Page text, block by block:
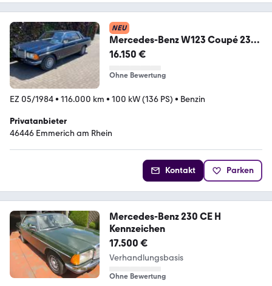
NEU
Mercedes-Benz W123 Coupé 230E
Bj 1984
16.150 €
Ohne Bewertung
EZ 05/1984• 116.000 km • 100 kW (136 PS) • Benzin
Privatanbieter
46446 Emmerich am Rhein
Kontakt Parken
Mercedes-Benz 230 CE H
Kennzeichen
17.500 €
Verhandlungsbasis
Ohne Bewertung